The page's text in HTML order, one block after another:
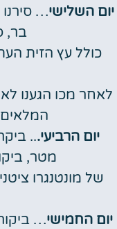
יום השלישי…
בר,
לאחר מכו הגענו
המלאים
יום הרביעי.
מטר,
של מונטנגרו
יום החמישי…